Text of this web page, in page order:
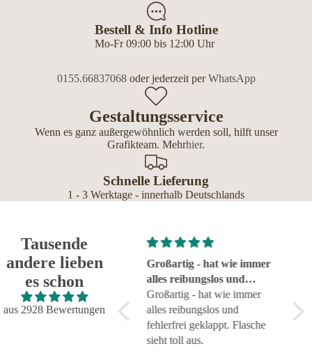
Bestell & Info Hotline
Mo-Fr 09:00 bis 12:00 Uhr
0155.66837068oder jederzeit perWhatsApp
Gestaltungsservice
Wenn es ganz außergewöhnlich werden soll, hilft unser
Grafikteam. Mehrhier.
Schnelle Lieferung
1 - 3 Werktage - innerhalb Deutschlands
Tausende
andere lieben
es schon
aus 2928 Bewertungen
Super!
Super!
Großartig - hat wie immer
alles reibungslos und
fehlerfrei geklappt
Großartig - hat wie immer
alles reibungslos und
fehlerfrei geklappt. Flasche
sieht toll aus.